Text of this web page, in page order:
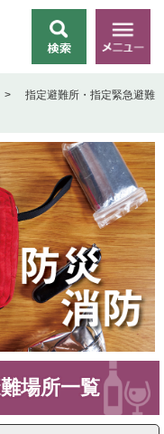
索
メ
ニ
ー
>
指定避難所・指定緊急避難
場所一覧